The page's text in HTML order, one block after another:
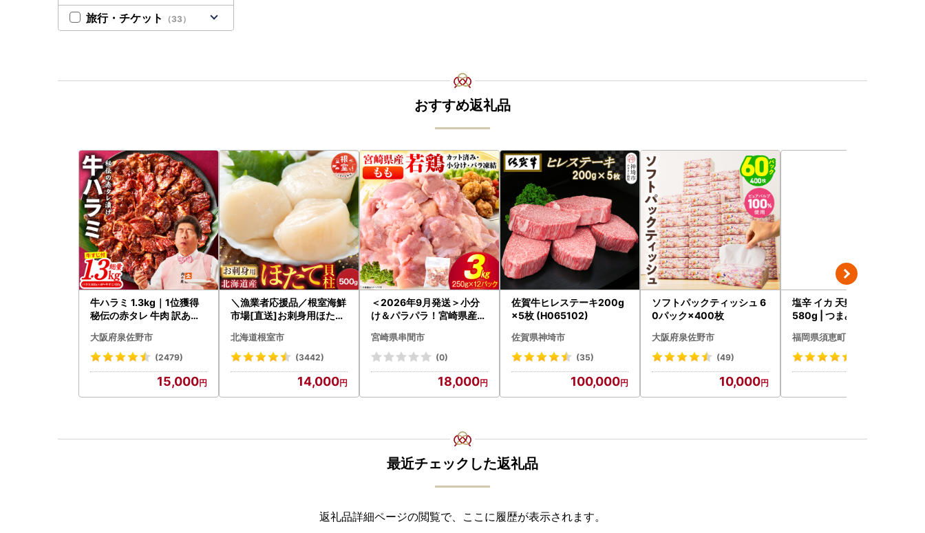
旅行・チケット （33）
おすすめ返礼品
牛ハラミ 1.3kg｜1位獲得
秘伝の赤タレ 牛肉 訳あり
大阪府泉佐野市
(2479)
15,000
＼漁業者応援品／根室海鮮
市場[直送]お刺身用ほたて
北海道根室市
(3442)
14,000
＜2026年9月発送＞小分
け＆パラパラ！宮崎県産鶏
-009-2609
宮崎県串間市
(0)
18,000
佐賀牛ヒレステーキ200g
×5枚 (H065102)
佐賀県神埼市
(35)
100,000
ソフトパックティッシュ 6
0パック×400枚
大阪府泉佐野市
(49)
10,000
塩辛 イカ 天麩羅処ひらお
580g | つまみ 塩辛
福岡県須恵町
最近チェックした返礼品
返礼品詳細ページの閲覧で、ここに履歴が表示されます。